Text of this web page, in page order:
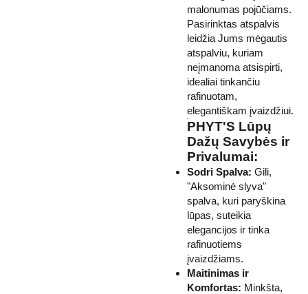
malonumas pojūčiams.
Pasirinktas atspalvis
leidžia Jums mėgautis
atspalviu, kuriam
neįmanoma atsispirti,
idealiai tinkančiu
rafinuotam,
elegantiškam įvaizdžiui.
PHYT'S Lūpų
Dažų Savybės ir
Privalumai:
Sodri Spalva: Gili,
"Aksominė slyva"
spalva, kuri paryškina
lūpas, suteikia
elegancijos ir tinka
rafinuotiems
įvaizdžiams.
Maitinimas ir
Komfortas: Minkšta,